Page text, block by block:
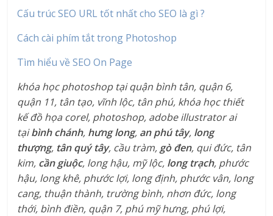
Cấu trúc SEO URL tốt nhất cho SEO là gì ?
Cách cài phím tắt trong Photoshop
Tìm hiểu về SEO On Page
khóa học photoshop tại quận bình tân, quận 6,
quận 11, tân tạo, vĩnh lộc, tân phú, khóa học thiết
kế đồ họa corel, photoshop, adobe illustrator ai
tạibình chánh, hưng long, an phú tây, long
thượng, tân quý tây, cầu tràm, gò đen, qui đức, tân
kim, cần giuộc, long hậu, mỹ lộc, long trạch, phước
hậu, long khê, phước lợi, long định, phước vân, long
cang, thuận thành, trường bình, nhơn đức, long
thới, bình điền, quận 7, phú mỹ hưng, phú lợi,